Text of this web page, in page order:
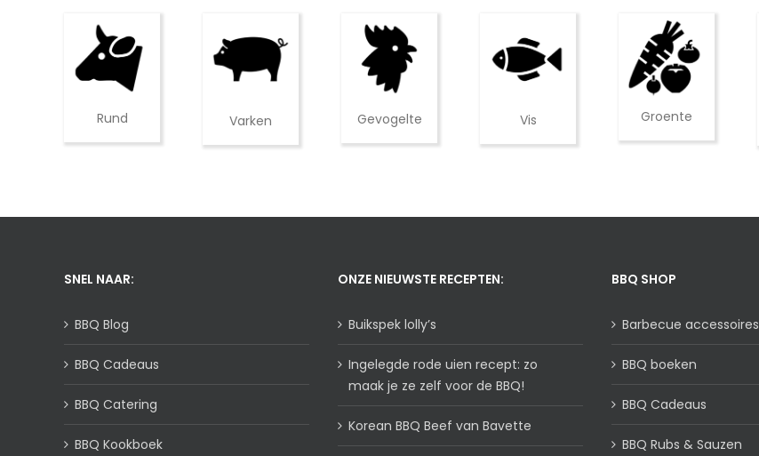
Rund Varken Gevogelte Vis Groente
SNEL NAAR:
BBQ Blog
BBQ Cadeaus
BBQ Catering
BBQ Kookboek
ONZE NIEUWSTE RECEPTEN:
Buikspek lolly’s
Ingelegde rode uien recept: zo
maak je ze zelf voor de BBQ!
Korean BBQ Beef van Bavette
BBQ SHOP
Barbecue accessoires
BBQ boeken
BBQ Cadeaus
BBQ Rubs & Sauzen